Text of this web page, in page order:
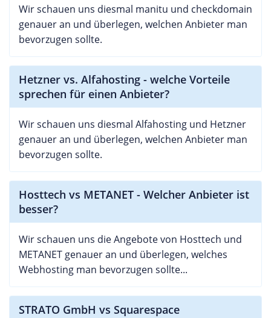
Wir schauen uns diesmal manitu und checkdomain
genauer an und überlegen, welchen Anbieter man
bevorzugen sollte.
Hetzner vs. Alfahosting - welche Vorteile
sprechen für einen Anbieter?
Wir schauen uns diesmal Alfahosting und Hetzner
genauer an und überlegen, welchen Anbieter man
bevorzugen sollte.
Hosttech vs METANET - Welcher Anbieter ist
besser?
Wir schauen uns die Angebote von Hosttech und
METANET genauer an und überlegen, welches
Webhosting man bevorzugen sollte...
STRATO GmbH vs Squarespace